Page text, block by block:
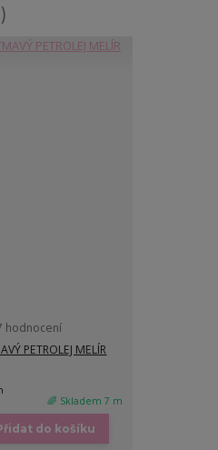
hodnocení
PETROLEJ MELÍR
🌈 Skladem 7 m
do košíku